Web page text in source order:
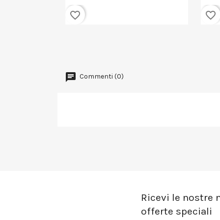
favorite_border favorite_border
Commenti (0)
Ricevi le nostre
offerte speciali